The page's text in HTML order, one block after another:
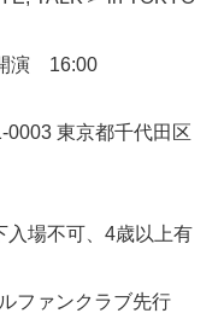
演 16:00
0003 東京都千代田区
場不可、4歳以上有
ファンクラブ先行